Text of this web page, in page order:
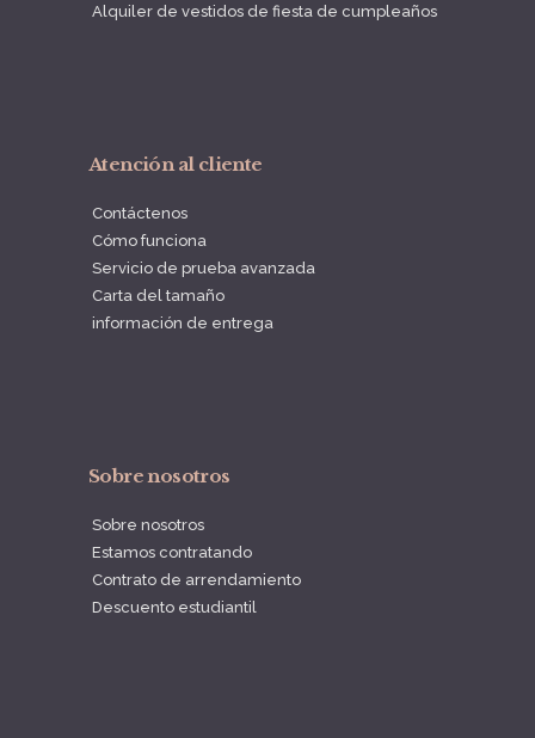
Alquiler de vestidos de fiesta de cumpleaños
Atención al cliente
Contáctenos
Cómo funciona
Servicio de prueba avanzada
Carta del tamaño
información de entrega
Sobre nosotros
Sobre nosotros
Estamos contratando
Contrato de arrendamiento
Descuento estudiantil